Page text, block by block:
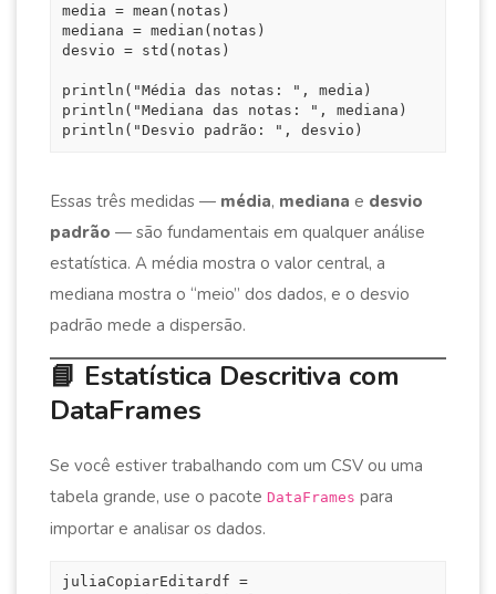
media = mean(notas)
mediana = median(notas)
desvio = std(notas)
println("Média das notas: ", media)
println("Mediana das notas: ", mediana)
Essas três medidas — média, mediana e desvio
padrão — são fundamentais em qualquer análise
estatística. A média mostra o valor central, a
mediana mostra o “meio” dos dados, e o desvio
padrão mede a dispersão.
📘 Estatística Descritiva com
DataFrames
Se você estiver trabalhando com um CSV ou uma
tabela grande, use o pacote DataFrames para
importar e analisar os dados.
juliaCopiarEditardf =